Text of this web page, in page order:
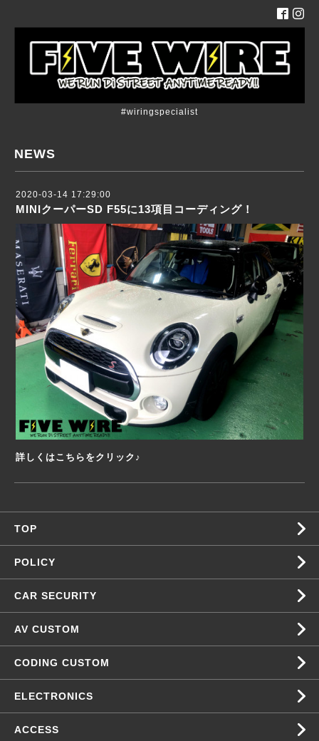
#wiringspecialist
NEWS
2020-03-14 17:29:00
MINIクーパーSD F55に13項目コーディング！
詳しくはこちらをクリック♪
TOP
POLICY
CAR SECURITY
AV CUSTOM
CODING CUSTOM
ELECTRONICS
ACCESS